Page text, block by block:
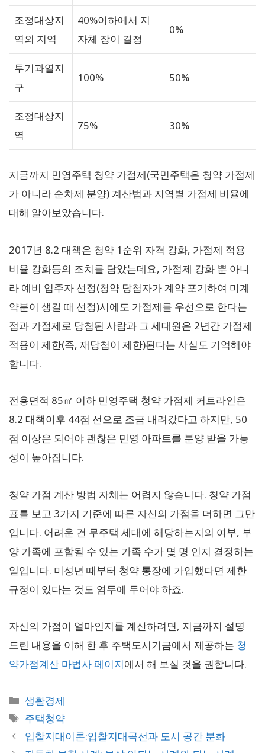
조정대상지
역외 지역
40%이하에서 지
자체 장이 결정
0%
투기과열지
구
100% 50%
조정대상지
역
75% 30%
지금까지 민영주택 청약 가점제(국민주택은 청약 가점제
가 아니라 순차제 분양) 계산법과 지역별 가점제 비율에
대해 알아보았습니다.
2017년 8.2 대책은 청약 1순위 자격 강화, 가점제 적용
비율 강화등의 조치를 담았는데요, 가점제 강화 뿐 아니
라 예비 입주자 선정(청약 당첨자가 계약 포기하여 미계
약분이 생길 때 선정)시에도 가점제를 우선으로 한다는
점과 가점제로 당첨된 사람과 그 세대원은 2년간 가점제
적용이 제한(즉, 재당첨이 제한)된다는 사실도 기억해야
합니다.
전용면적 85㎡ 이하 민영주택 청약 가점제 커트라인은
8.2 대책이후 44점 선으로 조금 내려갔다고 하지만, 50
점 이상은 되어야 괜찮은 민영 아파트를 분양 받을 가능
성이 높아집니다.
청약 가점 계산 방법 자체는 어렵지 않습니다. 청약 가점
표를 보고 3가지 기준에 따른 자신의 가점을 더하면 그만
입니다. 어려운 건 무주택 세대에 해당하는지의 여부, 부
양 가족에 포함될 수 있는 가족 수가 몇 명 인지 결정하는
일입니다. 미성년 때부터 청약 통장에 가입했다면 제한
규정이 있다는 것도 염두에 두어야 하죠.
자신의 가점이 얼마인지를 계산하려면, 지금까지 설명
드린 내용을 이해 한 후 주택도시기금에서 제공하는 청
약가점계산 마법사 페이지에서 해 보실 것을 권합니다.
카
테
고
리
생활경제
태
그
주택청약
입찰지대이론:입찰지대곡선과 도시 공간 분화